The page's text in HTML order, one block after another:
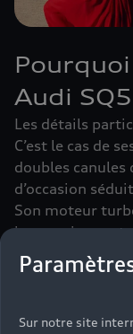
Audi
Les détails
C’est le cas de
doubles canules
d’occasion
Son moteur
atteindre les
en outre, de la
sur route, y
Sur notre site